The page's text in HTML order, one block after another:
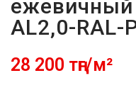
ежевичный
AL2,0-RAL-
28 200 тңг/м²